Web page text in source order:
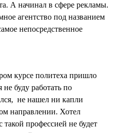
А начинал в сфере рекламы.
агентство под названием
непосредственное
курсе политеха пришло
буду работать по
не нашел ни капли
направлении. Хотел
такой профессией не будет